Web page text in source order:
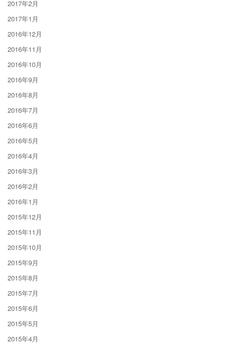
2017年2月
2017年1月
2016年12月
2016年11月
2016年10月
2016年9月
2016年8月
2016年7月
2016年6月
2016年5月
2016年4月
2016年3月
2016年2月
2016年1月
2015年12月
2015年11月
2015年10月
2015年9月
2015年8月
2015年7月
2015年6月
2015年5月
2015年4月